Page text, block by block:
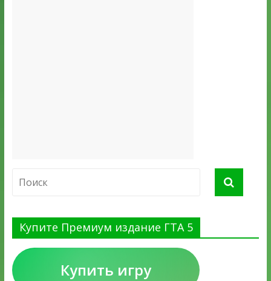
Купите Премиум издание ГТА 5
Купить игру